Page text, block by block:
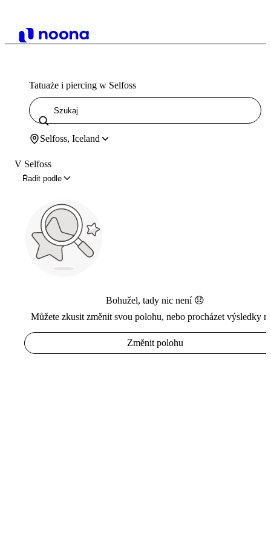
Tatuaże i piercing w Selfoss
Selfoss, Iceland
V Selfoss
Řadit podle
Bohužel, tady nic není 😞
Můžete zkusit změnit svou polohu, nebo procházet výsledky
Změnit polohu